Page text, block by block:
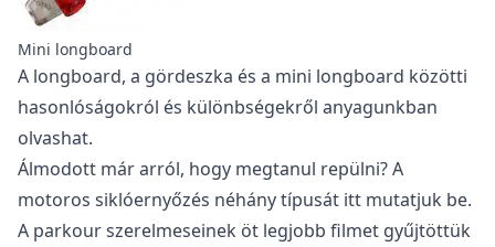
Mini longboard
A longboard, a gördeszka és a mini longboard közötti
hasonlóságokról és különbségekről anyagunkban
olvashat.
Álmodott már arról, hogy megtanul repülni? A
motoros siklóernyőzés néhány típusát itt mutatjuk be.
A parkour szerelmeseinek öt legjobb filmet gyűjtöttük